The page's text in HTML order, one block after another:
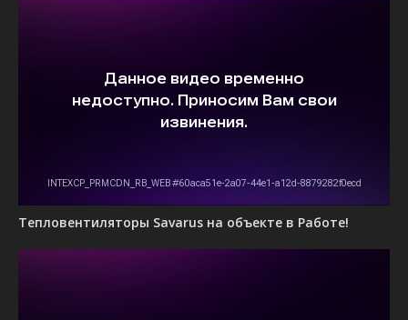
Тепловентиляторы Savarus на объекте в Работе!